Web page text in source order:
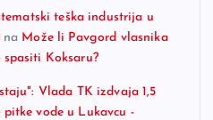
teška industrija u
na Može li Pavgord vlasnika
Koksaru?
Vlada TK izdvaja 1,5
vode u Lukavcu -